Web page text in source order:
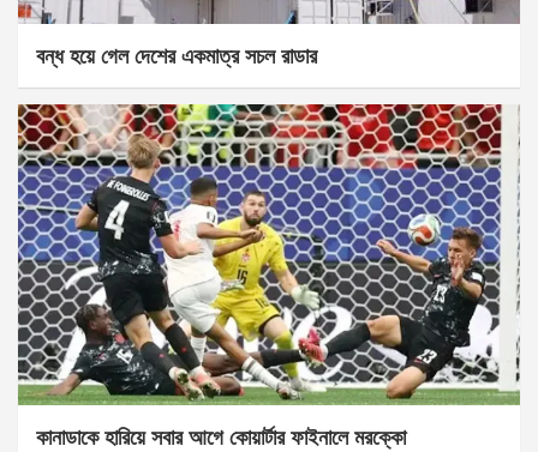
বন্ধ হয়ে গেল দেশের একমাত্র সচল রাডার
কানাডাকে হারিয়ে সবার আগে কোয়ার্টার ফাইনালে মরক্কো